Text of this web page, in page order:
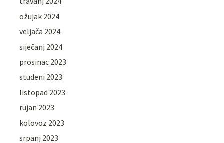
ožujak 2024
veljača 2024
siječanj 2024
prosinac 2023
studeni 2023
listopad 2023
rujan 2023
kolovoz 2023
srpanj 2023